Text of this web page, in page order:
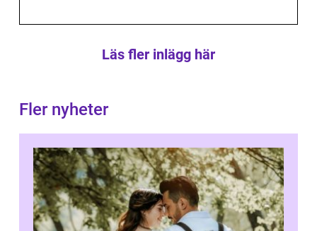
Läs fler inlägg här
Fler nyheter